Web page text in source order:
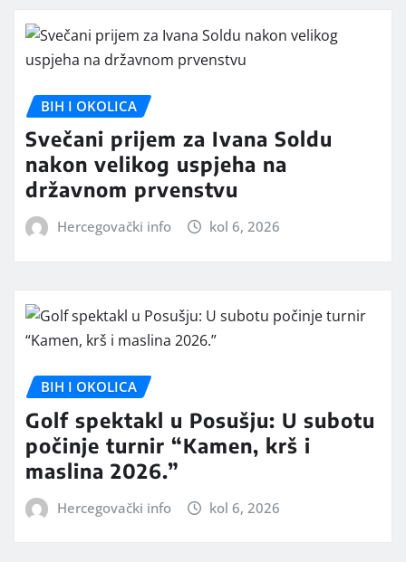
BIH I OKOLICA
Svečani prijem za Ivana Soldu
nakon velikog uspjeha na
državnom prvenstvu
Hercegovački info kol 6, 2026
BIH I OKOLICA
Golf spektakl u Posušju: U subotu
počinje turnir “Kamen, krš i
maslina 2026.”
Hercegovački info kol 6, 2026